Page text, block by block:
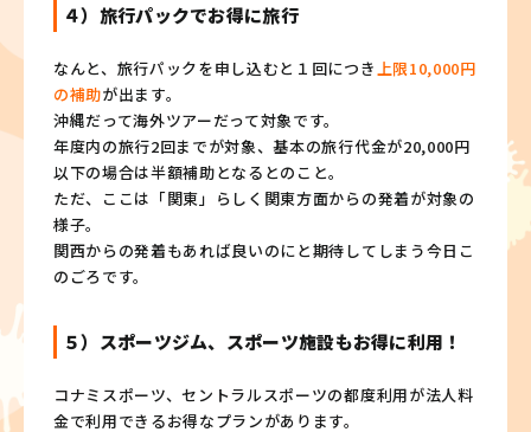
４）旅行パックでお得に旅行
なんと、旅行パックを申し込むと１回につき 上限10,000円
の補助が出ます。
沖縄だって海外ツアーだって対象です。
年度内の旅行2回までが対象、基本の旅行代金が20,000円
以下の場合は半額補助となるとのこと。
ただ、ここは「関東」らしく関東方面からの発着が対象の
様子。
関西からの発着もあれば良いのにと期待してしまう今日こ
のごろです。
５）スポーツジム、スポーツ施設もお得に利用！
コナミスポーツ、セントラルスポーツの都度利用が法人料
金で利用できるお得なプランがあります。